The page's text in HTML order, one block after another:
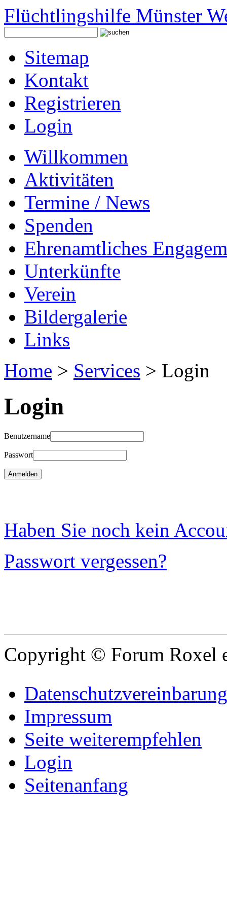
Flüchtlingshilfe Münster
Sitemap
Kontakt
Registrieren
Login
Willkommen
Aktivitäten
Termine / News
Spenden
Ehrenamtliches
Unterkünfte
Verein
Bildergalerie
Links
Home > Services > Login
Login
Benutzername
Passwort
Haben Sie noch kein
Passwort vergessen?
Copyright © Forum Roxel
Datenschutzvereinbarung
Impressum
Seite weiterempfehlen
Login
Seitenanfang